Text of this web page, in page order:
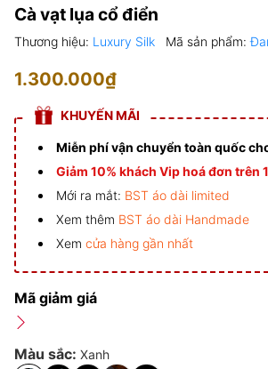
Cà vạt lụa cổ điển
Thương hiệu: Luxury Silk Mã sản phẩm:
1.300.000₫
KHUYẾN MÃI
Miễn phí vận chuyển toàn quốc
Giảm 10% khách Vip hoá đơn trên
Mới ra mắt: BST áo dài limited
Xem thêm BST áo dài Handmade
Xem cửa hàng gần nhất
Mã giảm giá
Màu sắc: Xanh